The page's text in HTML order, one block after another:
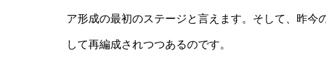
ア形成の最初のステージと言えます。そして、昨今
して再編成されつつあるのです。